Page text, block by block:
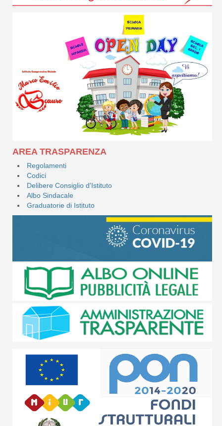
AREA TRASPARENZA
Regolamenti
Codici
Delibere Consiglio d'Istituto
Albo Sindacale
Graduatorie di Istituto